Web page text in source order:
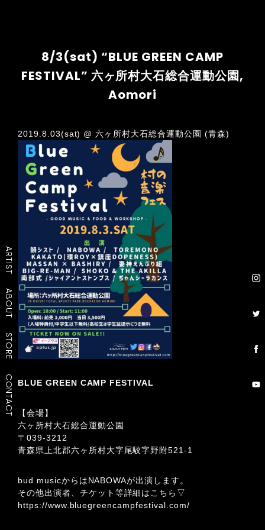
ARTIST
ABOUT
STORE
CONTACT
8/3(sat) “BLUE GREEN CAMP
FESTIVAL” 六ヶ所村大石総合運動公園,
Aomori
2019.8.03(sat) @ 六ヶ所村大石総合運動公園 (青森)
BLUE GREEN CAMP FESTIVAL
【会場】
六ヶ所村大石総合運動公園
〒039-3212
青森県上北郡六ヶ所村大字尾駮字野附521-1
bud musicからはNABOWAが出演します。
その他出演者、チケット等詳細はこちら▽
https://www.bluegreencampfestival.com/